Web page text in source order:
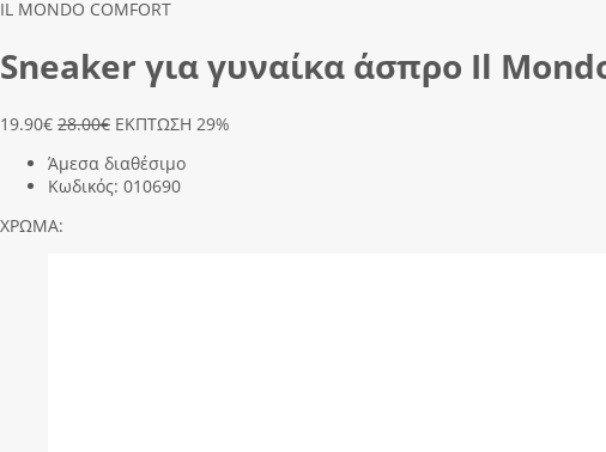
IL MONDO COMFORT
Sneaker για γυναίκα άσπρο Il
19.90€ 28.00€ ΕΚΠΤΩΣΗ 29%
Άμεσα διαθέσιμο
Κωδικός: 010690
ΧΡΩΜΑ: